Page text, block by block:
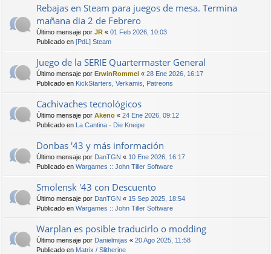
Rebajas en Steam para juegos de mesa. Termina
mañana dia 2 de Febrero
Último mensaje por JR « 01 Feb 2026, 10:03
Publicado en [PdL] Steam
Juego de la SERIE Quartermaster General
Último mensaje por ErwinRommel « 28 Ene 2026, 16:17
Publicado en KickStarters, Verkamis, Patreons
Cachivaches tecnológicos
Último mensaje por Akeno « 24 Ene 2026, 09:12
Publicado en La Cantina - Die Kneipe
Donbas '43 y más información
Último mensaje por DanTGN « 10 Ene 2026, 16:17
Publicado en Wargames :: John Tiller Software
Smolensk '43 con Descuento
Último mensaje por DanTGN « 15 Sep 2025, 18:54
Publicado en Wargames :: John Tiller Software
Warplan es posible traducirlo o modding
Último mensaje por Danielmijas « 20 Ago 2025, 11:58
Publicado en Matrix / Slitherine